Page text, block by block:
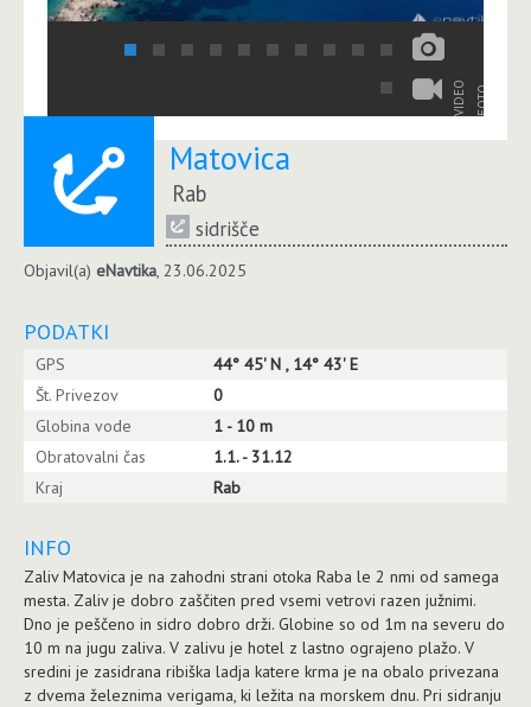
VIDEO FOTO
Matovica
Rab
sidrišče
Objavil(a) eNavtika, 23.06.2025
PODATKI
GPS
44° 45' N , 14° 43' E
Št. Privezov
0
Globina vode
1 - 10 m
Obratovalni čas
1.1. - 31.12
Kraj
Rab
INFO
Zaliv Matovica je na zahodni strani otoka Raba le 2 nmi od samega
mesta. Zaliv je dobro zaščiten pred vsemi vetrovi razen južnimi.
Dno je peščeno in sidro dobro drži. Globine so od 1m na severu do
10 m na jugu zaliva. V zalivu je hotel z lastno ograjeno plažo. V
sredini je zasidrana ribiška ladja katere krma je na obalo privezana
z dvema železnima verigama, ki ležita na morskem dnu. Pri sidranju